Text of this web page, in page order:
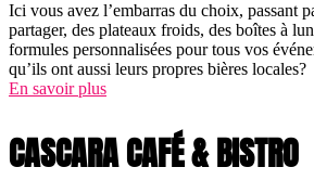
Ici vous avez l’embarras du choix, passant
partager, des plateaux froids, des boîtes à
formules personnalisées pour tous vos
qu’ils ont aussi leurs propres bières locales?
En savoir plus
CASCARA CAFÉ & BISTRO